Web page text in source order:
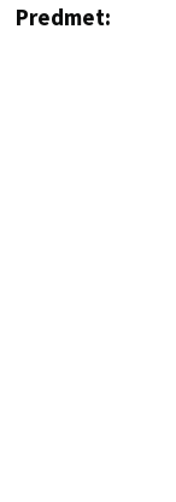
Predmet: